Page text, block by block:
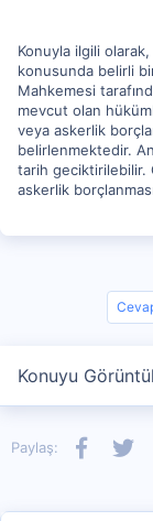
Konuyla ilgili
konusunda belirli
Mahkemesi
mevcut olan
veya askerlik
belirlenmektedir.
tarih geciktirilebilir.
askerlik
Konuyu
Paylaş: